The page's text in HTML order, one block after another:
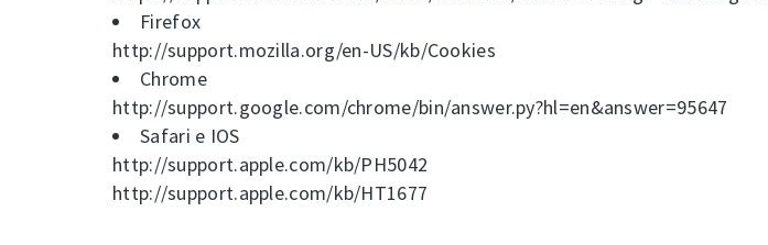
Firefox
http://support.mozilla.org/en-US/kb/Cookies
Chrome
http://support.google.com/chrome/bin/answer.py?hl=en&answer=95647
Safari e IOS
http://support.apple.com/kb/PH5042
http://support.apple.com/kb/HT1677